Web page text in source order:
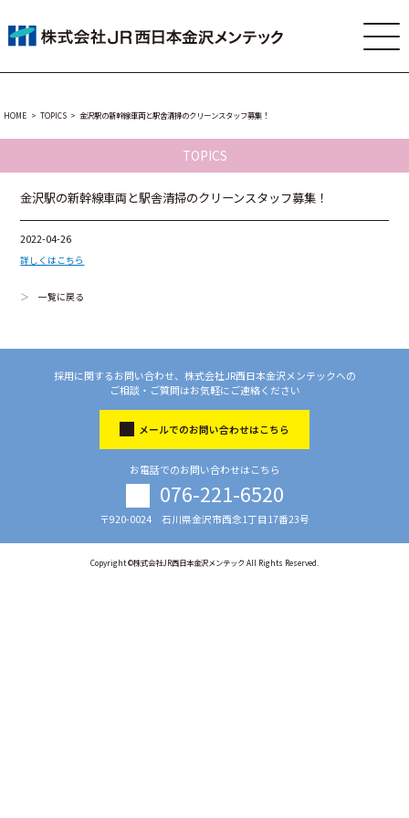
HOME TOPICS 金沢駅の新幹線車両と駅舎清掃のクリーンスタッフ募集！
TOPICS
金沢駅の新幹線車両と駅舎清掃のクリーンスタッフ募集！
2022-04-26
詳しくはこちら
一覧に戻る
採用に関するお問い合わせ、株式会社JR西日本金沢メンテックへの
ご相談・ご質問はお気軽にご連絡ください
メールでのお問い合わせはこちら
お電話でのお問い合わせはこちら
076-221-6520
〒920-0024 石川県金沢市西念1丁目17番23号
Copyright ©株式会社JR西日本金沢メンテック All Rights Reserved.